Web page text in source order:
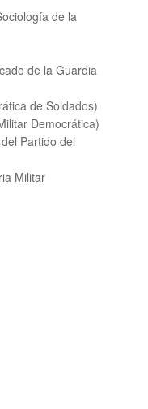
de la
de la Guardia
de Soldados)
Democrática)
Partido del
Militar